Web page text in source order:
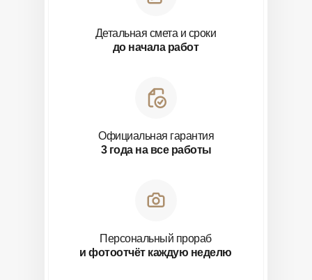
Персональный прораб
и фотоотчёт каждую неделю
Официальная гарантия
3 года на все работы
Детальная смета и сроки
до начала работ